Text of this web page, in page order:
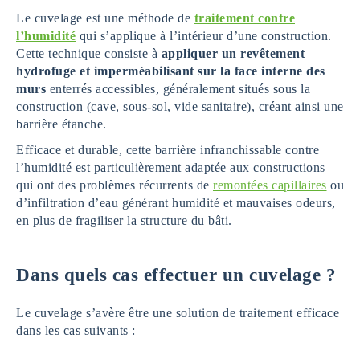
Le cuvelage est une méthode de traitement contre
l’humidité qui s’applique à l’intérieur d’une construction.
Cette technique consiste à appliquer un revêtement
hydrofuge et imperméabilisant sur la face interne des
murs enterrés accessibles, généralement situés sous la
construction (cave, sous-sol, vide sanitaire), créant ainsi une
barrière étanche.
Efficace et durable, cette barrière infranchissable contre
l’humidité est particulièrement adaptée aux constructions
qui ont des problèmes récurrents de remontées capillaires ou
d’infiltration d’eau générant humidité et mauvaises odeurs,
en plus de fragiliser la structure du bâti.
Dans quels cas effectuer un cuvelage ?
Le cuvelage s’avère être une solution de traitement efficace
dans les cas suivants :